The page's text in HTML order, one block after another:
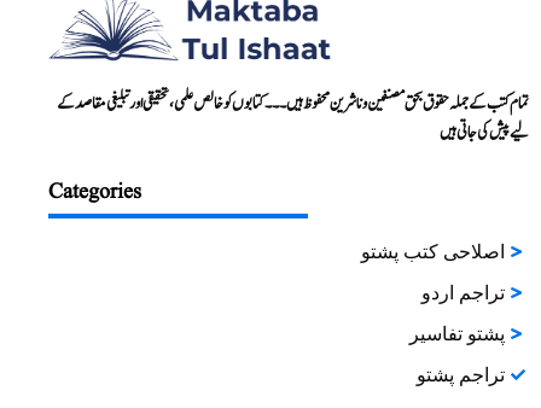
تمام کتب کے جملہ حقوق بحق مصنفین و ناشرین محفوظ ہیں۔۔۔ کتابوں کو خالص علمی، تحقیقی اور تبلیغی مقاصد کے
لیے پیش کی جاتی ہیں
Categories
اصلاحی کتب پشتو
تراجم اردو
پشتو تفاسیر
تراجم پشتو